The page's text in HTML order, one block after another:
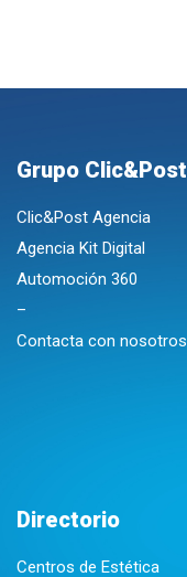
Grupo Clic&Post
Clic&Post Agencia
Agencia Kit Digital
Automoción 360
–
Contacta con nosotros
Directorio
Centros de Estética